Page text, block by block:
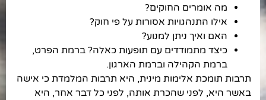
מה אומרים החוקים?
אילו התנהגויות אסורות על פי חוק?
האם ואיך ניתן למנוע?
כיצד מתמודדים עם תופעות כאלה? ברמת הפרט,
ברמת הקהילה וברמת הארגון.
תרבות תומכת אלימות מינית, היא תרבות המלמדת כי אישה
באשר היא, לפני שהכרת אותה, לפני כל דבר אחר, היא